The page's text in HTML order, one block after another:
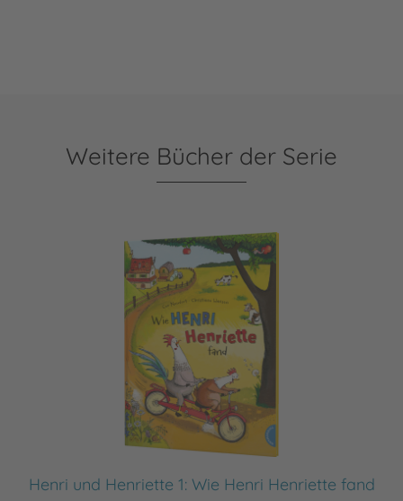
Weitere Bücher der Serie
Henri und Henriette 1: Wie Henri Henriette fand